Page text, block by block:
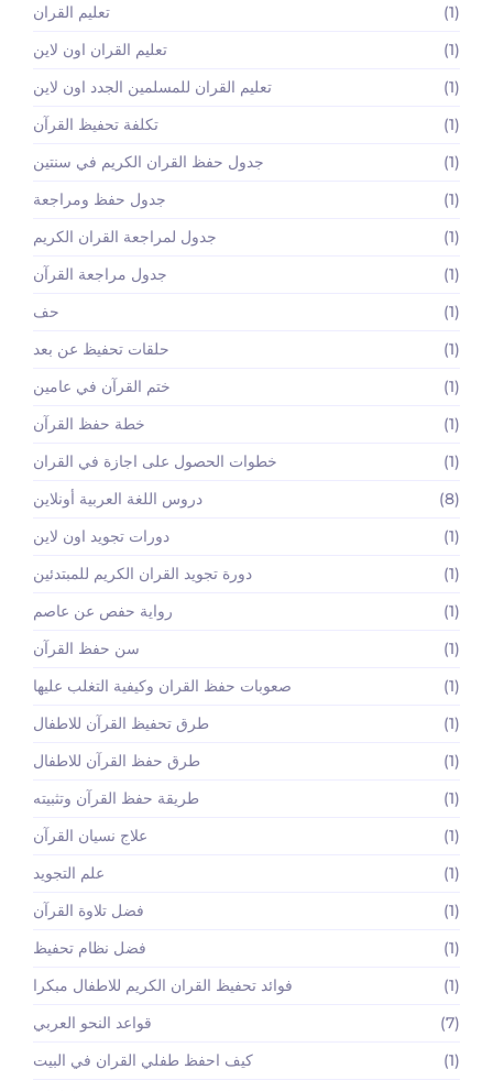
تعليم القران
(1)
تعليم القران اون لاين
(1)
تعليم القران للمسلمين الجدد اون لاين
(1)
تكلفة تحفيظ القرآن
(1)
جدول حفظ القران الكريم في سنتين
(1)
جدول حفظ ومراجعة
(1)
جدول لمراجعة القران الكريم
(1)
جدول مراجعة القرآن
(1)
حف
(1)
حلقات تحفيظ عن بعد
(1)
ختم القرآن في عامين
(1)
خطة حفظ القرآن
(1)
خطوات الحصول على اجازة في القران
(1)
دروس اللغة العربية أونلاين
(8)
دورات تجويد اون لاين
(1)
دورة تجويد القران الكريم للمبتدئين
(1)
رواية حفص عن عاصم
(1)
سن حفظ القرآن
(1)
صعوبات حفظ القران وكيفية التغلب عليها
(1)
طرق تحفيظ القرآن للاطفال
(1)
طرق حفظ القرآن للاطفال
(1)
طريقة حفظ القرآن وتثبيته
(1)
علاج نسيان القرآن
(1)
علم التجويد
(1)
فضل تلاوة القرآن
(1)
فضل نظام تحفيظ
(1)
فوائد تحفيظ القران الكريم للاطفال مبكرا
(1)
قواعد النحو العربي
(7)
كيف احفظ طفلي القران في البيت
(1)